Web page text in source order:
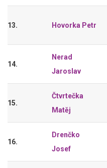
13. Hovorka Petr
14.
Nerad
Jaroslav
15.
Čtvrtečka
Matěj
16.
Drenčko
Josef